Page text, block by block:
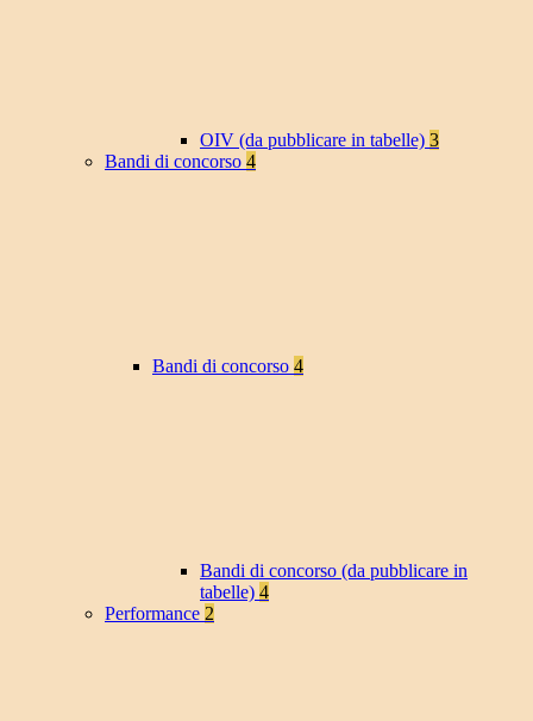
OIV (da pubblicare in tabelle) 3
Bandi di concorso 4
Bandi di concorso 4
Bandi di concorso (da pubblicare in
tabelle) 4
Performance 2